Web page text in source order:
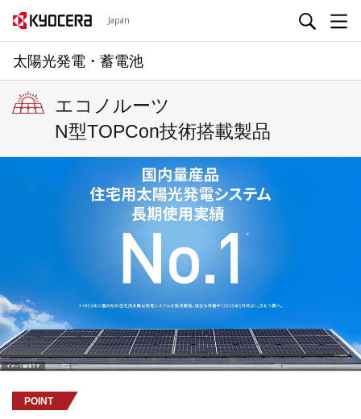
Japan
太陽光発電・蓄電池
エコノルーツ
N型TOPCon技術搭載製品
POINT